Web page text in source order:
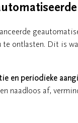
te ontlasten. Dit is
en periodieke
naadloos af,